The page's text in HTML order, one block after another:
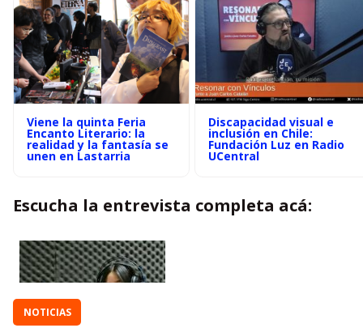
Viene la quinta Feria
Encanto Literario: la
realidad y la fantasía se
unen en Lastarria
Discapacidad visual e
inclusión en Chile:
Fundación Luz en Radio
UCentral
Escucha la entrevista completa acá:
NOTICIAS